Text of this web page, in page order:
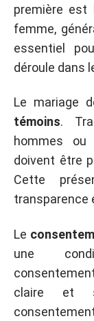
première est
femme,
essentiel
déroule dans
Le mariage
témoins.
hommes
doivent être
Cette
transparence
Le
une
claire et